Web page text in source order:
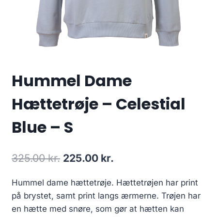
Hummel Dame
Hættetrøje – Celestial
Blue – S
325.00kr. Original
was:
325.00 kr..
225.00 kr.
225.00 kr..
Hummel dame hættetrøje. Hættetrøjen har print
på brystet, samt print langs ærmerne. Trøjen har
en hætte med snøre, som gør at hætten kan